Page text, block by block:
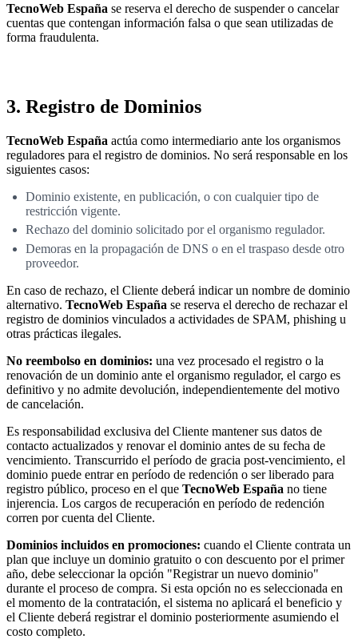
TecnoWeb España se reserva el derecho de suspender o cancelar
cuentas que contengan información falsa o que sean utilizadas de
forma fraudulenta.
3. Registro de Dominios
TecnoWeb España actúa como intermediario ante los organismos
reguladores para el registro de dominios. No será responsable en los
siguientes casos:
Dominio existente, en publicación, o con cualquier tipo de
restricción vigente.
Rechazo del dominio solicitado por el organismo regulador.
Demoras en la propagación de DNS o en el traspaso desde otro
proveedor.
En caso de rechazo, el Cliente deberá indicar un nombre de dominio
alternativo. TecnoWeb España se reserva el derecho de rechazar el
registro de dominios vinculados a actividades de SPAM, phishing u
otras prácticas ilegales.
No reembolso en dominios: una vez procesado el registro o la
renovación de un dominio ante el organismo regulador, el cargo es
definitivo y no admite devolución, independientemente del motivo
de cancelación.
Es responsabilidad exclusiva del Cliente mantener sus datos de
contacto actualizados y renovar el dominio antes de su fecha de
vencimiento. Transcurrido el período de gracia post-vencimiento, el
dominio puede entrar en período de redención o ser liberado para
registro público, proceso en el que TecnoWeb España no tiene
injerencia. Los cargos de recuperación en período de redención
corren por cuenta del Cliente.
Dominios incluidos en promociones: cuando el Cliente contrata un
plan que incluye un dominio gratuito o con descuento por el primer
año, debe seleccionar la opción "Registrar un nuevo dominio"
durante el proceso de compra. Si esta opción no es seleccionada en
el momento de la contratación, el sistema no aplicará el beneficio y
el Cliente deberá registrar el dominio posteriormente asumiendo el
costo completo.